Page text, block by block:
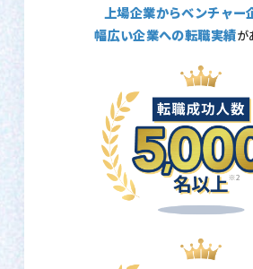
上場企業からベンチャー
幅広い企業への転職実績が